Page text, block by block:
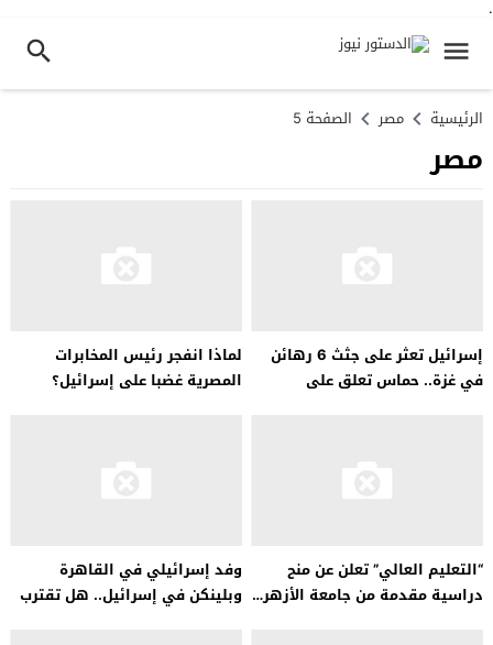
.
الرئيسية مصر الصفحة 5
مصر
إسرائيل تعثر على جثث 6 رهائن
في غزة.. حماس تعلق على
لماذا انفجر رئيس المخابرات
المصرية غضبا على إسرائيل؟
“التعليم العالي” تعلن عن منح
دراسية مقدمة من جامعة الأزهر…
وفد إسرائيلي في القاهرة
وبلينكن في إسرائيل.. هل تقترب